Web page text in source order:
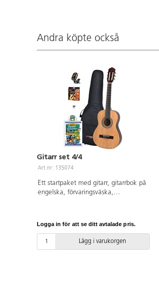
Andra köpte också
Gitarr set 4/4
Art.nr: 135074
Ett startpaket med gitarr, gitarrbok på
engelska, förvaringsväska,
Logga in för att se ditt avtalade pris.
Lägg i varukorgen